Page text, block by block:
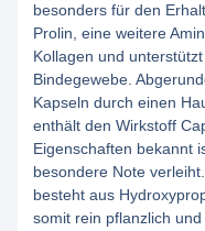
besonders für den
Prolin, eine weitere
Kollagen und
Bindegewebe.
Kapseln durch einen
enthält den Wirkstoff
Eigenschaften bekannt
besondere Note
besteht aus
somit rein pflanzlich